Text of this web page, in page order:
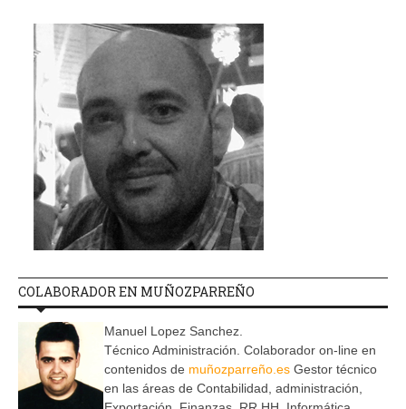
COLABORADOR EN MUÑOZPARREÑO
Manuel Lopez Sanchez.
Técnico Administración. Colaborador on-line en
contenidos de muñozparreño.es Gestor técnico
en las áreas de Contabilidad, administración,